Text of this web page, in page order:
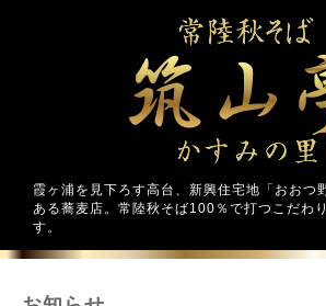
霞ヶ浦を見下ろす高台、新興住宅地「おおつ
ある蕎麦店。常陸秋そば100％で打つこだわ
す。